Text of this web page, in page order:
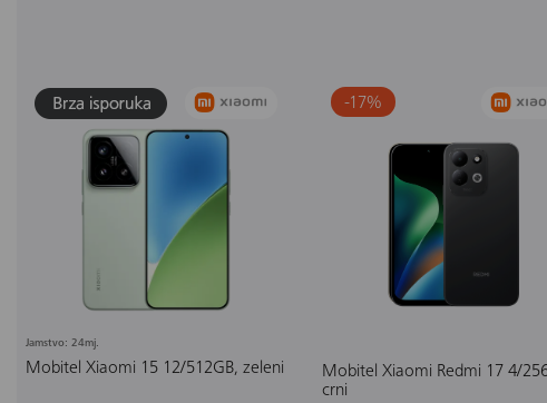
Jamstvo: 24mj.
Mobitel Xiaomi 15 12/512GB, zeleni
-17%
Mobitel Xiaomi Redmi 17 4/
crni